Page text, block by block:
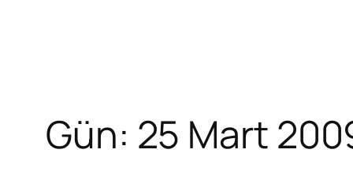
Gün: 25 Mart